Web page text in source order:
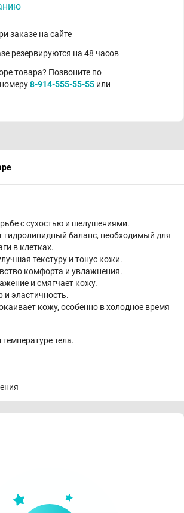
заказе на сайте
резервируются на 48 часов
товара? Позвоните по
8-914-555-55-55 или
с сухостью и шелушениями.
гидролипидный баланс, необходимый для
в клетках.
текстуру и тонус кожи.
комфорта и увлажнения.
и смягчает кожу.
и эластичность.
кожу, особенно в холодное время
тела.